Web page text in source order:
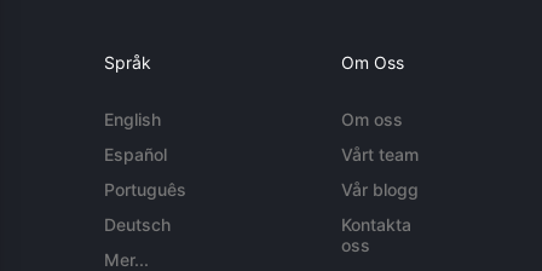
Språk
English
Español
Português
Deutsch
Mer...
Om Oss
Om oss
Vårt team
Vår blogg
Kontakta
oss